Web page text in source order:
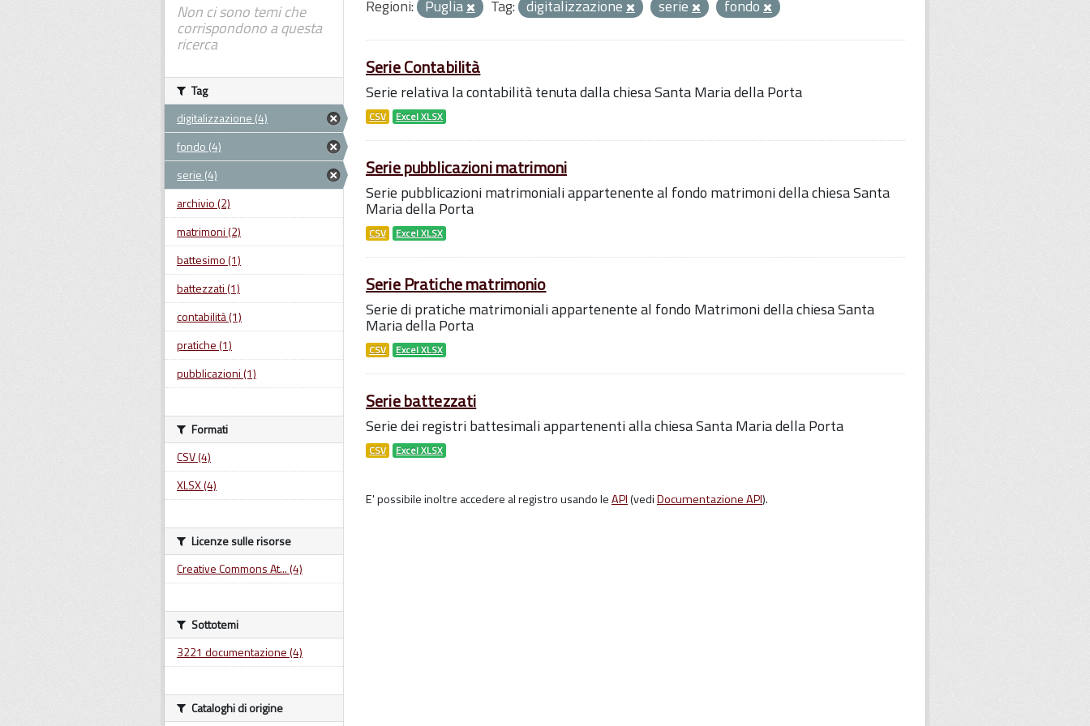
Regioni: Puglia Tag: digitalizzazione serie fondo
Serie Contabilità
Serie relativa la contabilità tenuta dalla chiesa Santa Maria della Porta
CSV Excel XLSX
Serie pubblicazioni matrimoni
Serie pubblicazioni matrimoniali appartenente al fondo matrimoni della chiesa Santa
Maria della Porta
CSV Excel XLSX
Serie Pratiche matrimonio
Serie di pratiche matrimoniali appartenente al fondo Matrimoni della chiesa Santa
Maria della Porta
CSV Excel XLSX
Serie battezzati
Serie dei registri battesimali appartenenti alla chiesa Santa Maria della Porta
CSV Excel XLSX
E' possibile inoltre accedere al registro usando leAPI(vediDocumentazione API).
Non ci sono temi che
corrispondono a questa
ricerca
Tag
digitalizzazione (4)
fondo (4)
serie (4)
archivio (2)
matrimoni (2)
battesimo (1)
battezzati (1)
contabilità (1)
pratiche (1)
pubblicazioni (1)
Formati
CSV (4)
XLSX (4)
Licenze sulle risorse
Creative Commons At... (4)
Sottotemi
3221 documentazione (4)
Cataloghi di origine